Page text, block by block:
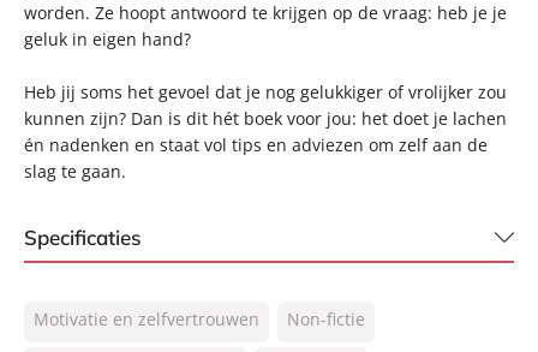
worden. Ze hoopt antwoord te krijgen op de vraag: heb je je
geluk in eigen hand?
Heb jij soms het gevoel dat je nog gelukkiger of vrolijker zou
kunnen zijn? Dan is dit hét boek voor jou: het doet je lachen
én nadenken en staat vol tips en adviezen om zelf aan de
slag te gaan.
Specificaties
NUR:
770
Motivatie en zelfvertrouwen
Non-fictie